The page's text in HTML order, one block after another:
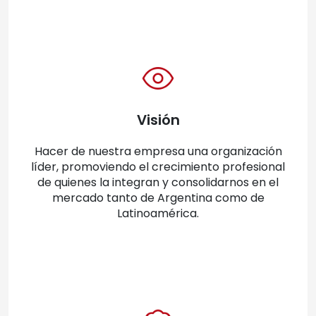
Visión
Hacer de nuestra empresa una organización
líder, promoviendo el crecimiento profesional
de quienes la integran y consolidarnos en el
mercado tanto de Argentina como de
Latinoamérica.